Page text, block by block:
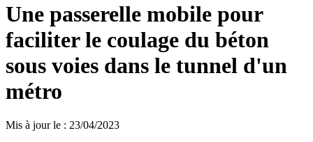
Une passerelle mobile pour
faciliter le coulage du béton
sous voies dans le tunnel d'un
métro
Mis à jour le : 23/04/2023